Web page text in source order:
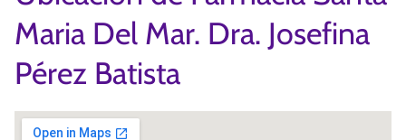
Maria Del Mar. Dra. Josefina
Pérez Batista